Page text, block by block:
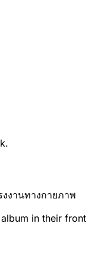
งานทางกายภาพ
in their front